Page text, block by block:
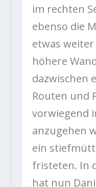
im rechten
ebenso die
etwas
höhere
dazwischen
Routen und
vorwiegend
anzugehen
ein
fristeten. In
hat nun